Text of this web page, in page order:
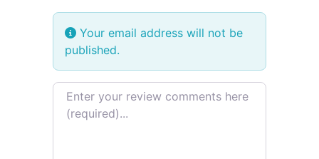
Your email address will not be
published.
Review text